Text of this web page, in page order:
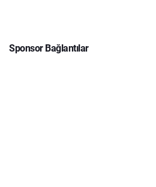
Sponsor Bağlantılar